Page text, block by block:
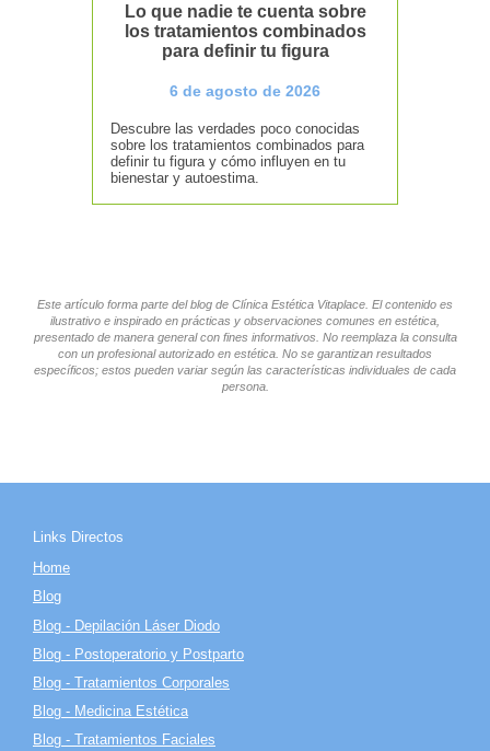
Lo que nadie te cuenta sobre
los tratamientos combinados
para definir tu figura
6 de agosto de 2026
Descubre las verdades poco conocidas
sobre los tratamientos combinados para
definir tu figura y cómo influyen en tu
bienestar y autoestima.
Este artículo forma parte del blog de Clínica Estética Vitaplace. El contenido es
ilustrativo e inspirado en prácticas y observaciones comunes en estética,
presentado de manera general con fines informativos. No reemplaza la consulta
con un profesional autorizado en estética. No se garantizan resultados
específicos; estos pueden variar según las características individuales de cada
persona.
Links Directos
Home
Blog
Blog - Depilación Láser Diodo
Blog - Postoperatorio y Postparto
Blog - Tratamientos Corporales
Blog - Medicina Estética
Blog - Tratamientos Faciales